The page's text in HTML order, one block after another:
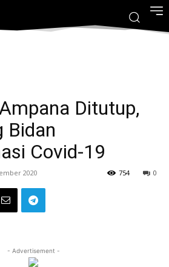
Ditutup,
Bidan
Covid-19
2020 0
754
- Advertisement -